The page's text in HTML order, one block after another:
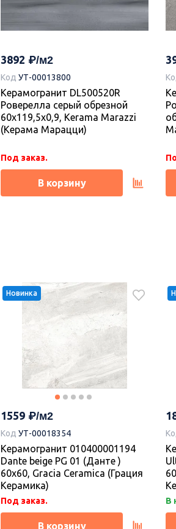
3892
Код УТ-00013800
Керамогранит DL500520R
Роверелла серый обрезной
60x119,5x0,9, Kerama Marazzi
(Керама Марацци)
Под заказ.
В корзину
2170
Коллекция керамогранита Про
Догана 80х80, Kerama Marazzi
(Керама Марацци)
Под заказ.
В корзину
Новинка
1559
Код УТ-00018354
Керамогранит 010400001194
Dante beige PG 01 (Данте )
60х60, Gracia Ceramica (Грация
Керамика)
Под заказ.
В корзину
В